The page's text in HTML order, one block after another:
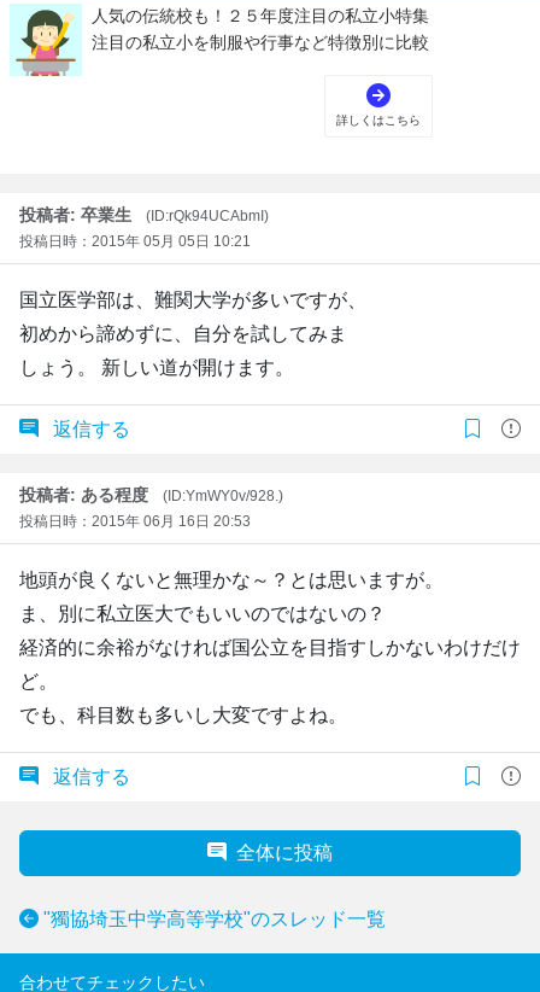
投稿者: 卒業生
(ID:rQk94UCAbmI)
投稿日時：2015年 05月 05日 10:21
国立医学部は、難関大学が多いですが、
初めから諦めずに、自分を試してみま
しょう。 新しい道が開けます。
返信する
投稿者: ある程度
(ID:YmWY0v/928.)
投稿日時：2015年 06月 16日 20:53
地頭が良くないと無理かな～？とは思いますが。
ま、別に私立医大でもいいのではないの？
経済的に余裕がなければ国公立を目指すしかないわけだけ
ど。
でも、科目数も多いし大変ですよね。
返信する
全体に投稿
"獨協埼玉中学高等学校"のスレッド一覧
合わせてチェックしたい